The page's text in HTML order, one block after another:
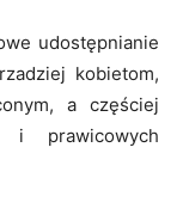
udostępnianie
kobietom,
a częściej
i prawicowych